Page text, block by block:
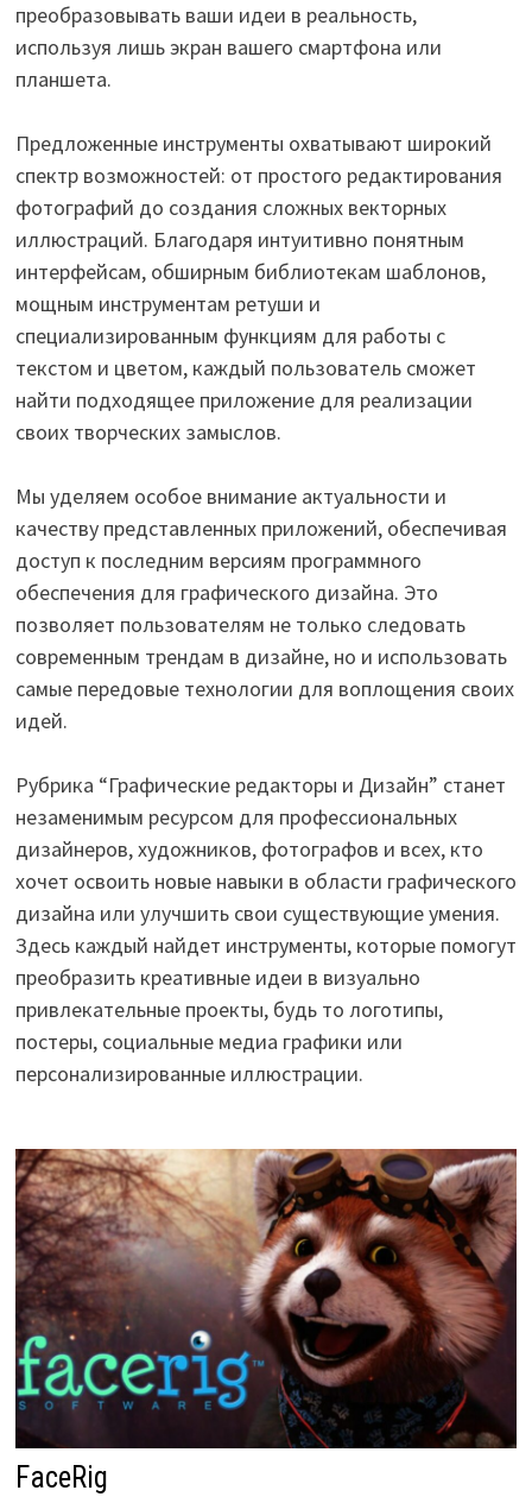
преобразовывать ваши идеи в реальность,
используя лишь экран вашего смартфона или
планшета.
Предложенные инструменты охватывают широкий
спектр возможностей: от простого редактирования
фотографий до создания сложных векторных
иллюстраций. Благодаря интуитивно понятным
интерфейсам, обширным библиотекам шаблонов,
мощным инструментам ретуши и
специализированным функциям для работы с
текстом и цветом, каждый пользователь сможет
найти подходящее приложение для реализации
своих творческих замыслов.
Мы уделяем особое внимание актуальности и
качеству представленных приложений, обеспечивая
доступ к последним версиям программного
обеспечения для графического дизайна. Это
позволяет пользователям не только следовать
современным трендам в дизайне, но и использовать
самые передовые технологии для воплощения своих
идей.
Рубрика “Графические редакторы и Дизайн” станет
незаменимым ресурсом для профессиональных
дизайнеров, художников, фотографов и всех, кто
хочет освоить новые навыки в области графического
дизайна или улучшить свои существующие умения.
Здесь каждый найдет инструменты, которые помогут
преобразить креативные идеи в визуально
привлекательные проекты, будь то логотипы,
постеры, социальные медиа графики или
персонализированные иллюстрации.
FaceRig